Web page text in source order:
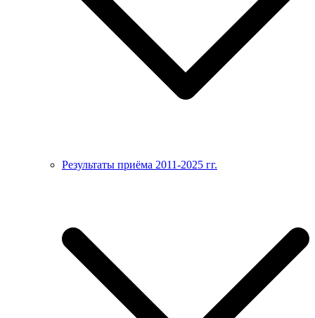
Результаты приёма 2011-2025 гг.